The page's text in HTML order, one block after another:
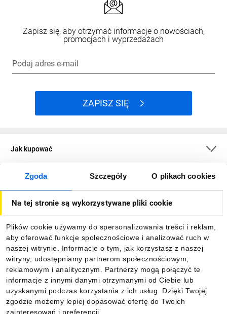
Zgoda Szczegóły O plikach cookies
Na tej stronie są wykorzystywane pliki cookie
Plików cookie używamy do spersonalizowania treści i reklam,
aby oferować funkcje społecznościowe i analizować ruch w
naszej witrynie. Informacje o tym, jak korzystasz z naszej
witryny, udostępniamy partnerom społecznościowym,
reklamowym i analitycznym. Partnerzy mogą połączyć te
informacje z innymi danymi otrzymanymi od Ciebie lub
uzyskanymi podczas korzystania z ich usług. Dzięki Twojej
zgodzie możemy lepiej dopasować ofertę do Twoich
zainteresowań i preferencji.
Zapisz się, aby otrzymać informacje o nowościach,
promocjach i wyprzedażach
Podaj adres e-mail
ZAPISZ SIĘ
Jak kupować
O firmie
Informacje
Pobierz naszą aplikację mobilną: